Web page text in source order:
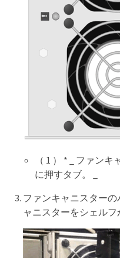
（ 1 ） * _ ファン
に押すタブ。 _
ファンキャニスター
ャニスターをシェルフ